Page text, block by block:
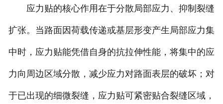
应力贴的核心作用在于分散局部应力、抑制裂缝
扩张。当路面因荷载传递或基层形变产生局部应力集
中时，应力贴能凭借自身的抗拉伸性能，将集中的应
力向周边区域分散，减少应力对路面表层的破坏；对
于已出现的细微裂缝，应力贴可紧密贴合裂缝区域，